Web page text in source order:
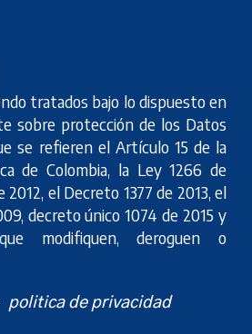
tratados bajo lo dispuesto en
sobre protección de los Datos
se refieren el Artículo 15 de la
de Colombia, la Ley 1266 de
2012, el Decreto 1377 de 2013, el
decreto único 1074 de 2015 y
modifiquen, deroguen o
politica de privacidad